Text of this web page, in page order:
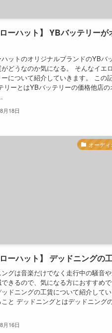
ローハット】 YBバッテリー
ットのオリジナルブランドのYBバ
がどうなのか気になる。 そんなイエ
について紹介していきます。 この
リーとはYBバッテリーの価格他店
月18日
オーデ
ローハット】 デッドニングの
グは音楽だけでなく走行中の騒音
きるので、気になる方におすすめ
ッドニングの工賃について紹介して
と デッドニングとはデッドニング
月16日